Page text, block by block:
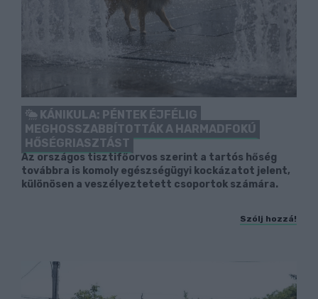
KÁNIKULA: PÉNTEK ÉJFÉLIG
MEGHOSSZABBÍTOTTÁK A HARMADFOKÚ
HŐSÉGRIASZTÁST
Az országos tisztifőorvos szerint a tartós hőség
továbbra is komoly egészségügyi kockázatot jelent,
különösen a veszélyeztetett csoportok számára.
Szólj hozzá!